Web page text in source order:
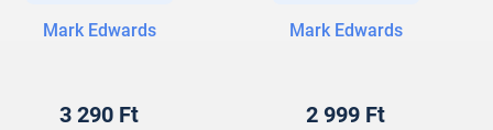
Mark Edwards
3 290 Ft
Mark Edwards
2 999 Ft